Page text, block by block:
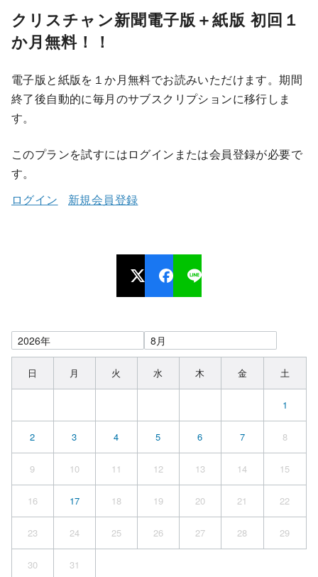
クリスチャン新聞電子版＋紙版 初回１
か月無料！！
電子版と紙版を１か月無料でお読みいただけます。期間
終了後自動的に毎月のサブスクリプションに移行しま
す。
このプランを試すにはログインまたは会員登録が必要で
す。
ログイン
新規会員登録
日 月 火 水 木 金 土
1
2 3 4 5 6 7 8
9 10 11 12 13 14 15
16 17 18 19 20 21 22
23 24 25 26 27 28 29
30 31